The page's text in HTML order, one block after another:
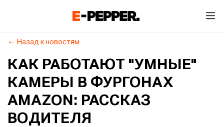
Назад к новостям
КАК РАБОТАЮТ "УМНЫЕ"
КАМЕРЫ В ФУРГОНАХ
AMAZON: РАССКАЗ
ВОДИТЕЛЯ